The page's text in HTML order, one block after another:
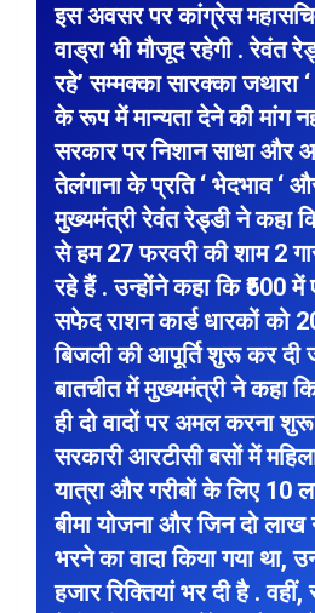
इस अवसर पर कांग्रेस
वाड्रा भी मौजूद रहेगी . रेवंत
रहे’ सम्मक्का सारक्का जथारा ‘
के रूप में मान्यता देने की मांग
सरकार पर निशान साधा और
तेलंगाना के प्रति ‘ भेदभाव ‘
मुख्यमंत्री रेवंत रेड्डी ने कहा
से हम 27 फरवरी की शाम 2
रहे हैं . उन्होंने कहा कि ₹500
सफेद राशन कार्ड धारकों को
बिजली की आपूर्ति शुरू कर दी
बातचीत में मुख्यमंत्री ने कहा
ही दो वादों पर अमल करना
सरकारी आरटीसी बसों में
यात्रा और गरीबों के लिए 10
बीमा योजना और जिन दो लाख
भरने का वादा किया गया था,
हजार रिक्तियां भर दी है . वहीं,